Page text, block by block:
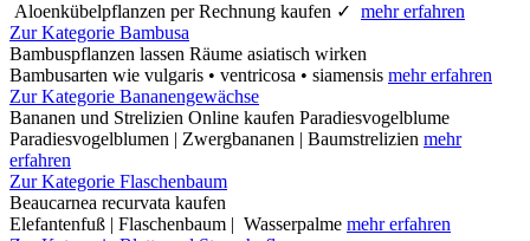
Aloenkübelpflanzen per Rechnung kaufen ✓ mehr erfahren
Zur Kategorie Bambusa
Bambuspflanzen lassen Räume asiatisch wirken
Bambusarten wie vulgaris • ventricosa • siamensis mehr erfahren
Zur Kategorie Bananengewächse
Bananen und Strelizien Online kaufen Paradiesvogelblume
Paradiesvogelblumen | Zwergbananen | Baumstrelizien mehr
erfahren
Zur Kategorie Flaschenbaum
Beaucarnea recurvata kaufen
Elefantenfuß | Flaschenbaum | Wasserpalme mehr erfahren